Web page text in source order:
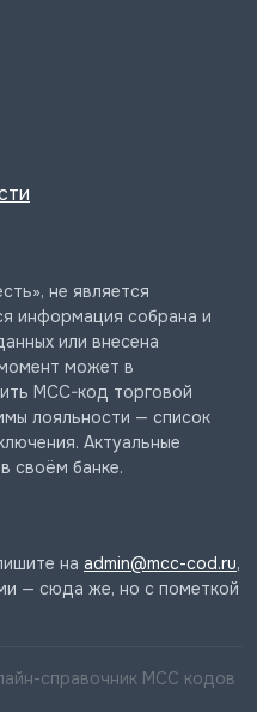
не является
информация собрана и
или внесена
может в
MCC-код торговой
лояльности — список
Актуальные
своём банке.
на admin@mcc-cod.ru,
— сюда же, но с пометкой
справочник MCC кодов